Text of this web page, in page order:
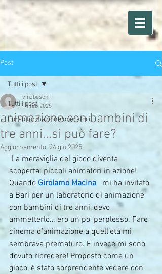
Post
Tutti i post
Corso formazione operatori
Tutti i post
animazione con bambini di
tre anni...si può fare?
vinzbeschi
14 feb 2025
Aggiornamento: 24 giu 2025
"La meraviglia del gioco diventa
scoperta: piccoli animatori in azione!
Quando Girolamo Macina mi ha invitato
a Bari per un laboratorio di animazione
con bambini di tre anni, devo
ammetterlo… ero un po’ perplesso. Fare
cinema d’animazione a quell’età mi
sembrava prematuro. E invece mi sono
dovuto ricredere! Proposto come un
gioco, è stato sorprendente vedere con